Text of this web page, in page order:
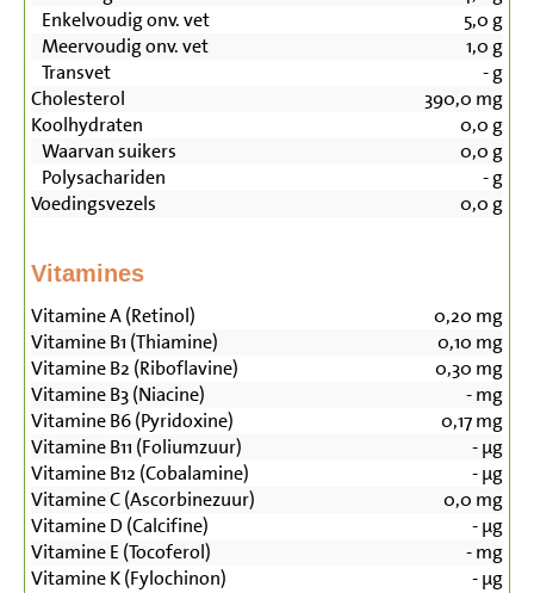
Enkelvoudig onv. vet
5,0 g
Meervoudig onv. vet
1,0 g
Transvet
-g
Cholesterol
390,0 mg
Koolhydraten
0,0 g
Waarvan suikers
0,0 g
Polysachariden
-g
Voedingsvezels
0,0 g
Vitamines
Vitamine A (Retinol) 0,20 mg
Vitamine B1 (Thiamine)
0,10 mg
Vitamine B2 (Riboflavine)
0,30 mg
Vitamine B3 (Niacine)
-mg
Vitamine B6 (Pyridoxine)
0,17mg
Vitamine B11 (Foliumzuur)
-µg
Vitamine B12 (Cobalamine)
-µg
Vitamine C (Ascorbinezuur)
0,0 mg
Vitamine D (Calcifine)
-µg
Vitamine E (Tocoferol)
-mg
Vitamine K (Fylochinon)
-µg